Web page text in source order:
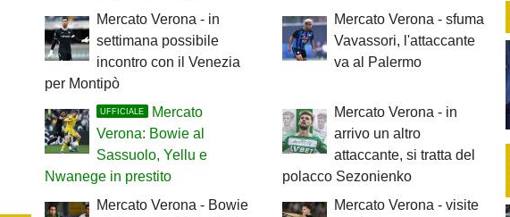
Mercato Verona - in
settimana possibile
incontro con il Venezia
per Montipò
Mercato Verona - sfuma
Vavassori, l'attaccante
va al Palermo
UFFICIALE
Mercato
Verona: Bowie al
Sassuolo, Yellu e
Nwanege in prestito
Mercato Verona - in
arrivo un altro
attaccante, si tratta del
polacco Sezonienko
Mercato Verona - Bowie
Mercato Verona - visite